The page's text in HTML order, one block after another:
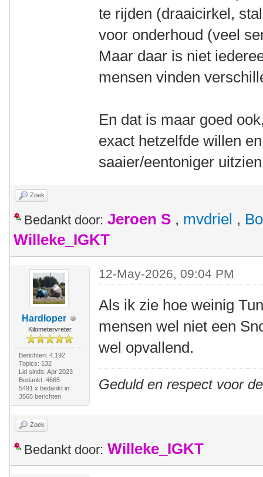
te rijden (draaicirkel,
voor onderhoud (veel
Maar daar is niet
mensen vinden
En dat is maar goed
exact hetzelfde willen
saaier/eentoniger
Zoek
Bedankt door: Jeroen S , mvdriel ,
Willeke_IGKT
Hardloper
Kilometervreter
Berichten: 4.192
Topics: 132
Lid sinds: Apr 2023
Bedankt: 4665
5491 x bedankt in
3565 berichten
12-May-2026, 09:04 PM
Als ik zie hoe weinig
mensen wel niet een
wel opvallend.
Geduld en respect voor
Zoek
Bedankt door: Willeke_IGKT